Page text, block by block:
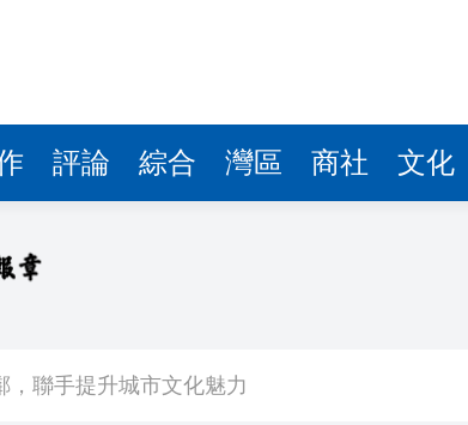
評論 綜合 灣區 商社 文化
術雙館比鄰，聯手提升城市文化魅力